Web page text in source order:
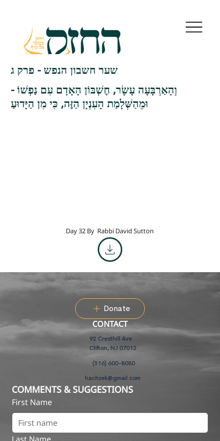
שער חשבון הנפש - פרק ג
וְהָאַרְבָּעָה עָשָׂר, חֶשְׁבּוֹן הָאָדָם עִם נַפְשׁוֹ -
וּמֵהַשְּׁלָמַת הָעִנְיָן הַזֶּה, כִּי מִן הַיָּדוּעַ
Day 32 By Rabbi David Sutton
Donate
CONTACT
92 Cresthill Ave
Clifton, NJ 07012
(516) 600-8080
hachzek@gmail.com
COMMENTS & SUGGESTIONS
First Name